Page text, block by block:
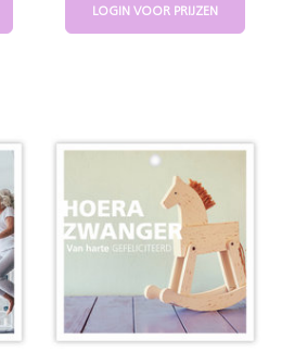
LOGIN VOOR PRIJZEN